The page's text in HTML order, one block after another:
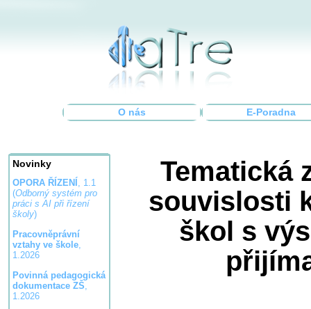
O nás E-Poradna
Novinky
OPORA ŘÍZENÍ , 1.1
(Odborný systém pro
práci s AI při řízení
školy)
Pracovněprávní
vztahy ve škole,
1.2026
Povinná pedagogická
dokumentace ZŠ,
1.2026
Tematická
souvislosti
škol s